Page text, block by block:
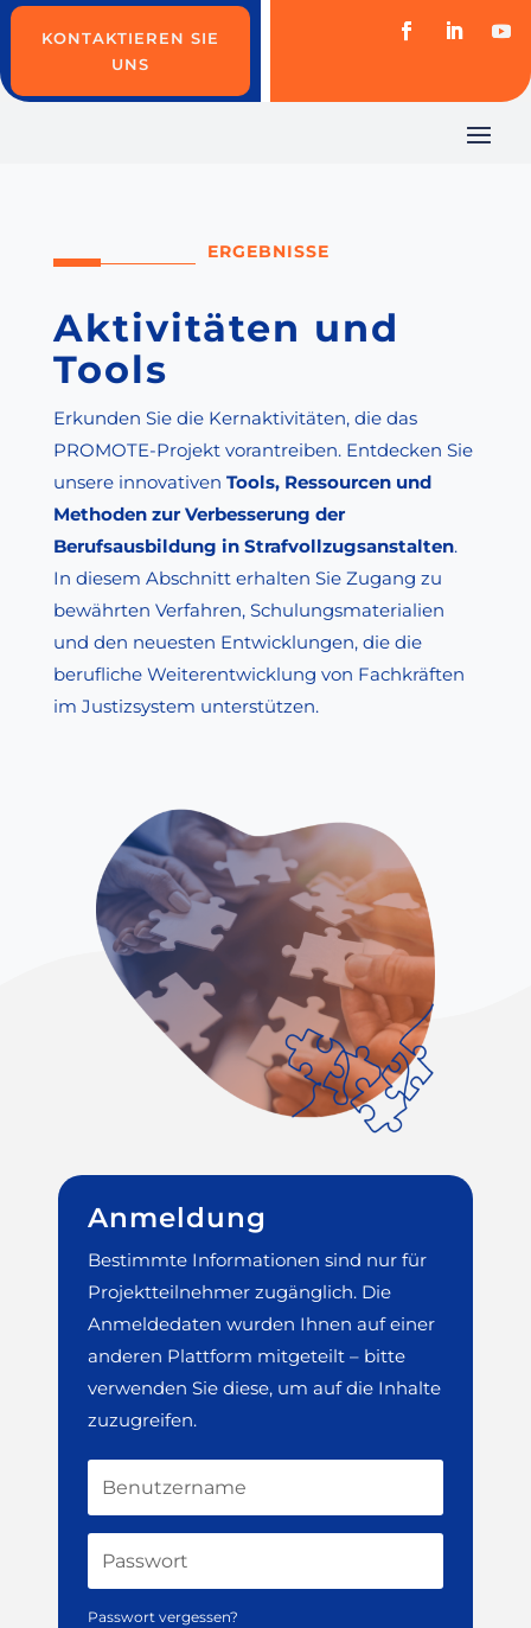
KONTAKTIEREN SIE
UNS
ERGEBNISSE
Aktivitäten und
Tools
Erkunden Sie die Kernaktivitäten, die das
PROMOTE-Projekt vorantreiben. Entdecken Sie
unsere innovativen Tools, Ressourcen und
Methoden zur Verbesserung der
Berufsausbildung in Strafvollzugsanstalten.
In diesem Abschnitt erhalten Sie Zugang zu
bewährten Verfahren, Schulungsmaterialien
und den neuesten Entwicklungen, die die
berufliche Weiterentwicklung von Fachkräften
im Justizsystem unterstützen.
Anmeldung
Bestimmte Informationen sind nur für
Projektteilnehmer zugänglich. Die
Anmeldedaten wurden Ihnen auf einer
anderen Plattform mitgeteilt – bitte
verwenden Sie diese, um auf die Inhalte
zuzugreifen.
Passwort vergessen?